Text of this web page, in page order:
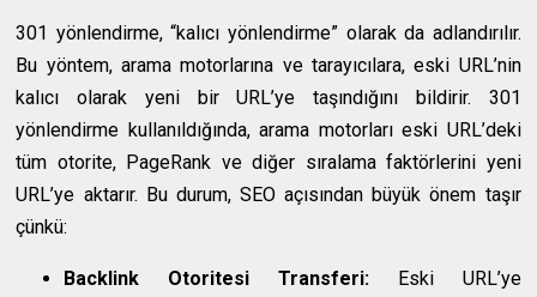
301 yönlendirme, “kalıcı yönlendirme” olarak da adlandırılır.
Bu yöntem, arama motorlarına ve tarayıcılara, eski URL’nin
kalıcı olarak yeni bir URL’ye taşındığını bildirir. 301
yönlendirme kullanıldığında, arama motorları eski URL’deki
tüm otorite, PageRank ve diğer sıralama faktörlerini yeni
URL’ye aktarır. Bu durum, SEO açısından büyük önem taşır
çünkü:
Backlink Otoritesi Transferi: Eski URL’ye